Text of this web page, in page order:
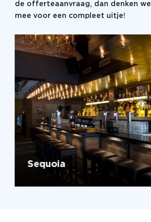
de offerteaanvraag, dan denken
mee voor een compleet uitje!
Sequoia